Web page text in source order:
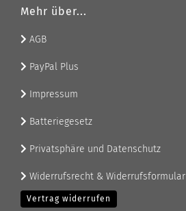
Mehr über...
AGB
PayPal Plus
Impressum
Batteriegesetz
Privatsphäre und Datenschutz
Widerrufsrecht & Widerrufsformular
Vertrag widerrufen